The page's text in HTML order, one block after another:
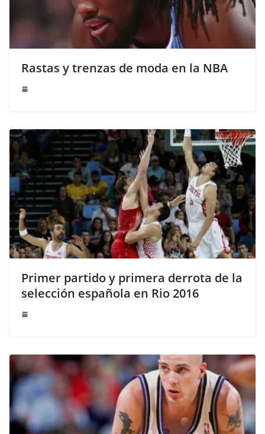
Rastas y trenzas de moda en la NBA
Primer partido y primera derrota de la
selección española en Rio 2016